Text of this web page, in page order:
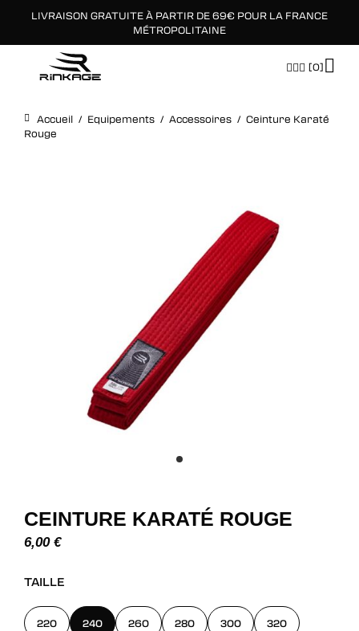
LIVRAISON GRATUITE À PARTIR DE 69€ POUR LA FRANCE
MÉTROPOLITAINE
[0]
Accueil / Equipements / Accessoires / Ceinture Karaté
Rouge
CEINTURE KARATÉ ROUGE
6,00 €
TAILLE
220 240 260 280 300 320